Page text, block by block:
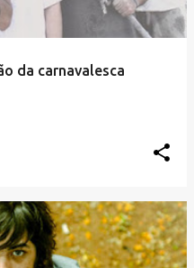
da carnavalesca